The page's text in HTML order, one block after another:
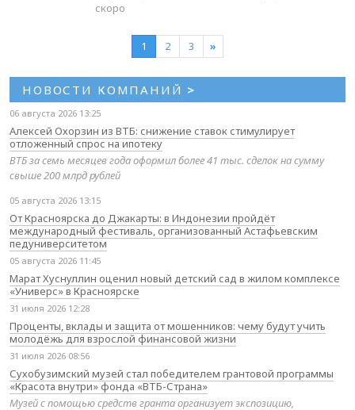
скоро
1 2 3 »
НОВОСТИ КОМПАНИЙ >
06 августа 2026 13:25
Алексей Охорзин из ВТБ: снижение ставок стимулирует
отложенный спрос на ипотеку
ВТБ за семь месяцев года оформил более 41 тыс. сделок на сумму
свыше 200 млрд рублей
05 августа 2026 13:15
От Красноярска до Джакарты: в Индонезии пройдёт
международный фестиваль, организованный Астафьевским
педуниверситетом
05 августа 2026 11:45
Марат Хуснуллин оценил новый детский сад в жилом комплексе
«Универс» в Красноярске
31 июля 2026 12:28
Проценты, вклады и защита от мошенников: чему будут учить
молодёжь для взрослой финансовой жизни
31 июля 2026 08:56
Сухобузимский музей стал победителем грантовой программы
«Красота внутри» фонда «ВТБ-Страна»
Музей с помощью средств гранта организует экспозицию,